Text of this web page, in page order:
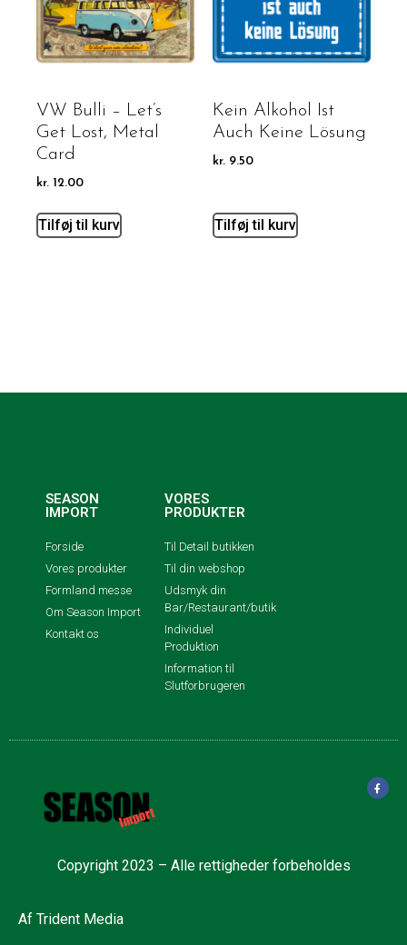
VW Bulli – Let’s
Get Lost, Metal
Card
kr. 12.00
Tilføj til kurv
Kein Alkohol Ist
Auch Keine Lösung
kr. 9.50
Tilføj til kurv
SEASON
IMPORT
Forside
Vores produkter
Formland messe
Om Season Import
Kontakt os
VORES
PRODUKTER
Til Detail butikken
Til din webshop
Udsmyk din
Bar/Restaurant/butik
Individuel
Produktion
Information til
Slutforbrugeren
Copyright 2023 – Alle rettigheder forbeholdes
Af Trident Media